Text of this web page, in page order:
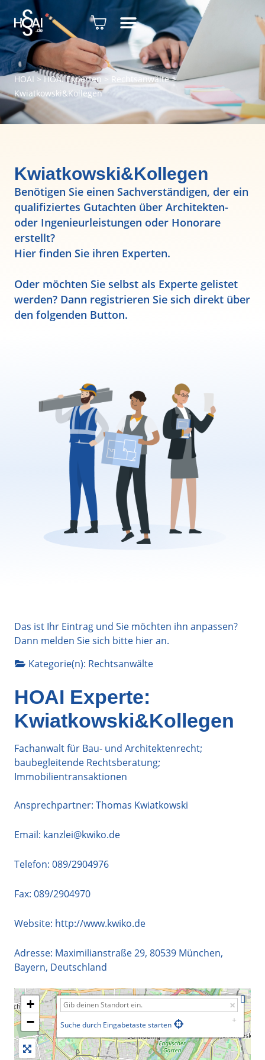
HOAI > HOAI Experten> Rechtsanwälte>
Kwiatkowski&Kollegen
Kwiatkowski&Kollegen
Benötigen Sie einen Sachverständigen, der ein
qualifiziertes Gutachten über Architekten-
oder Ingenieurleistungen oder Honorare
erstellt?
Hier finden Sie ihren Experten.
Oder möchten Sie selbst als Experte gelistet
werden? Dann registrieren Sie sich direkt über
den folgenden Button.
Das ist Ihr Eintrag und Sie möchten ihn anpassen?
Dann melden Sie sich bitte hieran.
Kategorie(n): Rechtsanwälte
HOAI Experte:
Kwiatkowski&Kollegen
Fachanwalt für Bau- und Architektenrecht;
baubegleitende Rechtsberatung;
Immobilientransaktionen
Ansprechpartner: Thomas Kwiatkowski
Email: kanzlei@kwiko.de
Telefon: 089/2904976
Fax: 089/2904970
Website: http://www.kwiko.de
Adresse: Maximilianstraße 29, 80539 München,
Bayern, Deutschland
+
−
Suche durch Eingabetaste starten